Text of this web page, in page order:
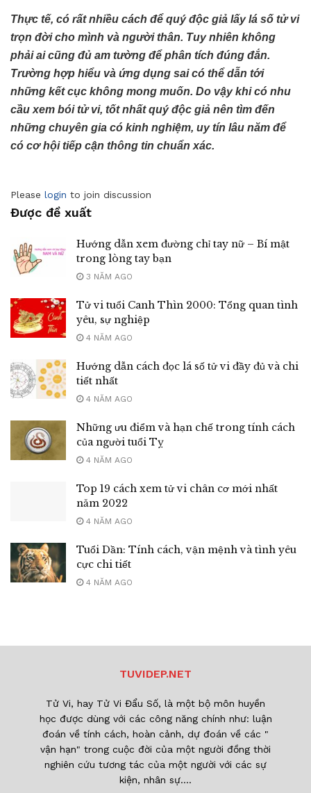
Thực tế, có rất nhiều cách để quý độc giả lấy lá số tử vi
trọn đời cho mình và người thân. Tuy nhiên không
phải ai cũng đủ am tường để phân tích đúng đắn.
Trường hợp hiểu và ứng dụng sai có thể dẫn tới
những kết cục không mong muốn. Do vậy khi có nhu
cầu xem bói tử vi, tốt nhất quý độc giả nên tìm đến
những chuyên gia có kinh nghiệm, uy tín lâu năm để
có cơ hội tiếp cận thông tin chuẩn xác.
Please login to join discussion
Được đề xuất
Hướng dẫn xem đường chỉ tay nữ – Bí mật
trong lòng tay bạn
3 NĂM AGO
Tử vi tuổi Canh Thìn 2000: Tổng quan tình
yêu, sự nghiệp
4 NĂM AGO
Hướng dẫn cách đọc lá số tử vi đầy đủ và chi
tiết nhất
4 NĂM AGO
Những ưu điểm và hạn chế trong tính cách
của người tuổi Tỵ
4 NĂM AGO
Top 19 cách xem tử vi chân cơ mới nhất
năm 2022
4 NĂM AGO
Tuổi Dần: Tính cách, vận mệnh và tình yêu
cực chi tiết
4 NĂM AGO
TUVIDEP.NET
Tử Vi, hay Tử Vi Đẩu Số, là một bộ môn huyền
học được dùng với các công năng chính như: luận
đoán về tính cách, hoàn cảnh, dự đoán về các "
vận hạn" trong cuộc đời của một người đồng thời
nghiên cứu tương tác của một người với các sự
kiện, nhân sự....